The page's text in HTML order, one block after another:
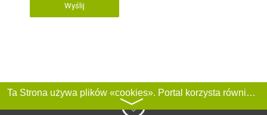
Wyślij
Ta Strona używa plików «cookies». Portal korzysta również z serwisu internetowego do zbierania danych technicznych o odwiedzających w celu uzyskania informacji marketingowych i statystycznych. Warunki przetwarzania danych odwiedzających Stronę, patrz:
〉